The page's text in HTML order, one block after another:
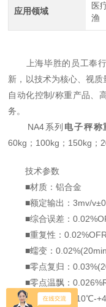
应用领域
医
渔
上海毕胜的员工奉
新，以技术为核心、视
自动化控制/称重产品、
务。
NA4系列 电子秤称
60kg；100kg；150kg；
技术参数
■材质：铝合金
■额定输出：3mv/
■综合误差：
■重复性：
■蠕变：
■零点复归：
■零点温飘：
■温度范围：-10℃-